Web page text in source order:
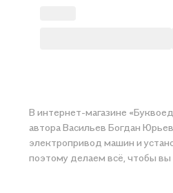
В интернет-магазине
автора Васильев Богдан
электропривод машин и